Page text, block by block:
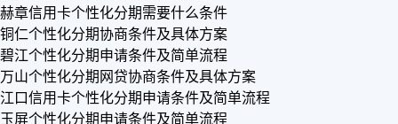
赫章信用卡个性化分期需要什么条件
铜仁个性化分期协商条件及具体方案
碧江个性化分期申请条件及简单流程
万山个性化分期网贷协商条件及具体方案
江口信用卡个性化分期申请条件及简单流程
玉屏个性化分期申请条件及简单流程